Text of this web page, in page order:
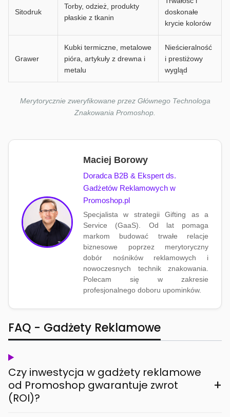
Sitodruk
Torby, odzież, produkty
płaskie z tkanin
doskonałe
krycie kolorów
Grawer
Kubki termiczne, metalowe
pióra, artykuły z drewna i
metalu
Nieścieralność
i prestiżowy
wygląd
Merytorycznie zweryfikowane przez Głównego Technologa
Znakowania Promoshop.
Maciej Borowy
Doradca B2B & Ekspert ds.
Gadżetów Reklamowych w
Promoshop.pl
Specjalista w strategii Gifting as a
Service (GaaS). Od lat pomaga
markom budować trwałe relacje
biznesowe poprzez merytoryczny
dobór nośników reklamowych i
nowoczesnych technik znakowania.
Polecam się w zakresie
profesjonalnego doboru upominków.
FAQ - Gadżety Reklamowe
Czy inwestycja w gadżety reklamowe
od Promoshop gwarantuje zwrot
(ROI)?
+